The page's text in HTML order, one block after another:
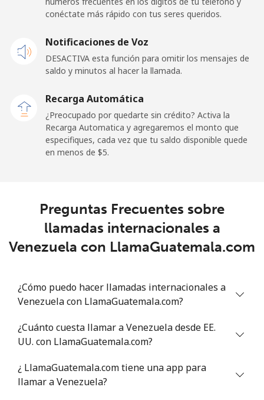
conéctate más rápido con tus seres queridos.
Notificaciones de Voz
DESACTIVA esta función para omitir los mensajes de
saldo y minutos al hacer la llamada.
Recarga Automática
¿Preocupado por quedarte sin crédito? Activa la
Recarga Automatica y agregaremos el monto que
especifiques, cada vez que tu saldo disponible quede
en menos de ⁦$5⁩.
Preguntas Frecuentes sobre
llamadas internacionales a
Venezuela con LlamaGuatemala.com
¿Cómo puedo hacer llamadas internacionales a
Venezuela con LlamaGuatemala.com?
¿Cuánto cuesta llamar a Venezuela desde EE.
UU. con LlamaGuatemala.com?
¿ LlamaGuatemala.com tiene una app para
llamar a Venezuela?